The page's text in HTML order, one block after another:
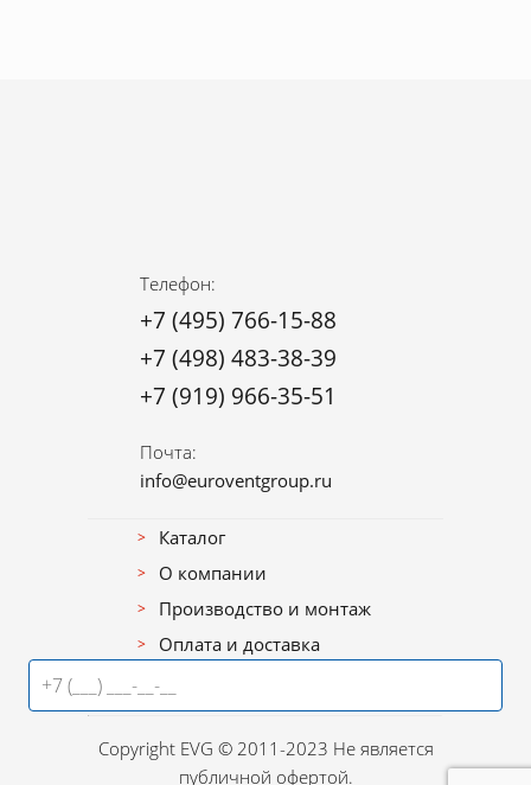
Телефон:
+7 (495) 766-15-88
+7 (498) 483-38-39
+7 (919) 966-35-51
Почта:
info@euroventgroup.ru
Каталог
О компании
Производство и монтаж
Оплата и доставка
Copyright EVG © 2011-2023 Не является
публичной офертой.
Получить КП за 1 час
Оставьте ваш номер телефона, и мы свяжемся с вами в
течение часа.